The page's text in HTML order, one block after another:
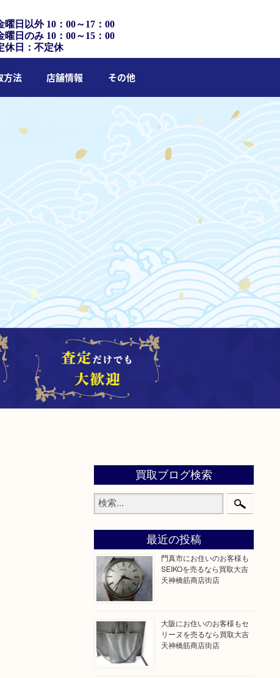
曜日以外 10：00～17：00
曜日のみ 10：00～15：00
休日：不定休
方法 店舗情報 その他
買取ブログ検索
最近の投稿
門真市にお住いのお客様も
SEIKOを売るなら買取大吉
天神橋筋商店街店
大阪にお住いのお客様もセ
リーヌを売るなら買取大吉
天神橋筋商店街店